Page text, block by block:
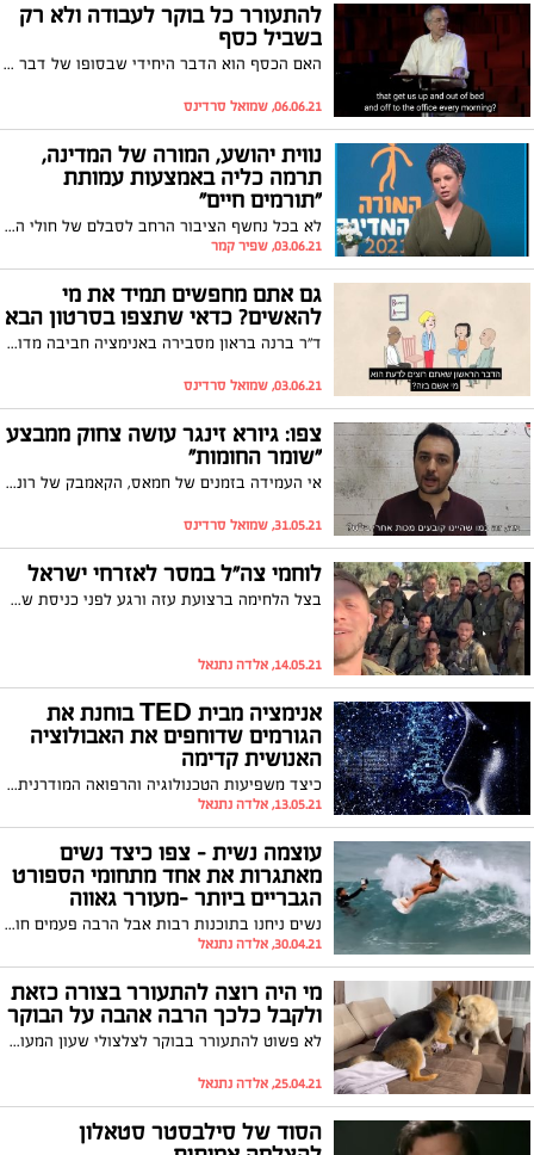
להתעורר כל בוקר לעבודה ולא רק
בשביל כסף
האם הכסף הוא הדבר היחידי שבסופו של דבר מניע אתכם לקום כל בוקר לעבודה? ובכן, לטענת הפסיכולוג האמריקאי בארי שוורץ, מדובר בתפיסה שגויה שיש לשנות אותה. צפו
06.06.21, שמואל סרדינס
נווית יהושע, המורה של המדינה,
תרמה כליה באמצעות עמותת
"תורמים חיים"
לא בכל נחשף הציבור הרחב לסבלם של חולי הדיאליזה בישראל. נווית יהושוע שזכתה השנה בתואר המורה של המדינה, רגשה את המדינה כולה כאשר נודע שבימים אלו היא העניקה תרומה אלטרואיסטית של כליה. בזמן הענקת התעודה היא שהתה בבית החולים לצורך תהליך ההשתלה. צפו בווידאו באתר נס ציונה נט.
03.06.21, שפיר קמר
גם אתם מחפשים תמיד את מי
להאשים? כדאי שתצפו בסרטון הבא
ד"ר ברנה בראון מסבירה באנימציה חביבה מדוע אנו מאשימים את הזולת, כיצד הדבר חותר תחת מערכות היחסים שלנו, ומדוע אנו זקוקים נואשות לצאת מן ההתנהגות הרעילה הזו - צפו
03.06.21, שמואל סרדינס
צפו: גיורא זינגר עושה צחוק ממבצע
"שומר החומות"
אי העמידה בזמנים של חמאס, הקאמבק של רוני דניאל אחרי שנת הקורונה וביטול יום הכיף של חמאס על ידי הפצצות של צה"ל: הסטנדאפיסט גיורא זינגר מסכם את כל ההתרחשויות ממבצע "שומר החומות" בקטע קורע מצחוק מתוך המקלט - צפו
31.05.21, שמואל סרדינס
לוחמי צה"ל במסר לאזרחי ישראל
בצל הלחימה ברצועת עזה ורגע לפני כניסת שבת לוחמי צה"ל שעושים ימים כלילות להגן על אזרחי מדינת ישראל במסר לכולם
14.05.21, אלדה נתנאל
אנימציה מבית TED בוחנת את
הגורמים שדוחפים את האבולוציה
האנושית קדימה
כיצד משפיעות הטכנולוגיה והרפואה המודרנית על המנגנון העתיק של הברירה הטבעית, והאם יש גורמים נוספים המשפיעים על האבולוציה שלנו? לורנס הרסט חוקר שווה צפייה
13.05.21, אלדה נתנאל
עוצמה נשית - צפו כיצד נשים
מאתגרות את אחד מתחומי הספורט
הגבריים ביותר -מעורר גאווה
נשים ניחנו בתוכנות רבות אבל הרבה פעמים חושבים שספורט אתגרי ואקסטרים הוא מחוץ לתמונה אז נכון שיש נשים עדינות אך גם יש כאלה שיש להן אומץ ותעוזה ושום דבר לא עומד בפני הרצון והן ההוכחה שאין תחומים ששיכים למגדר ואם רק תעזי תצליחי . סרטון מקסים שיגרום לכם להעריץ נשים
30.04.21, אלדה נתנאל
מי היה רוצה להתעורר בצורה כזאת
ולקבל כלכך הרבה אהבה על הבוקר
לא פשוט להתעורר בבוקר לצלצולי שעון המעורר , אך אם היתה לכם הזדמנות להתעורר ולקבל אהבה כזו בוודאי גם אתם הייתם קמים עם חיוך.. צפו ותהנו
25.04.21, אלדה נתנאל
הסוד של סילבסטר סטאלון